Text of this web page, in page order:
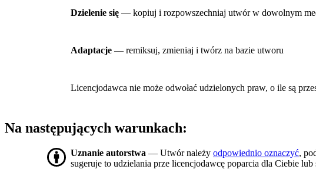
Dzielenie się — kopiuj i rozpowszechniaj utwór w dowolnym
Adaptacje — remiksuj, zmieniaj i twórz na bazie utworu
Licencjodawca nie może odwołać udzielonych praw, o ile są
Na następujących warunkach:
Uznanie autorstwa — Utwór należy odpowiednio oznaczyć,
sugeruje to udzielania prze licencjodawcę poparcia dla Ciebie